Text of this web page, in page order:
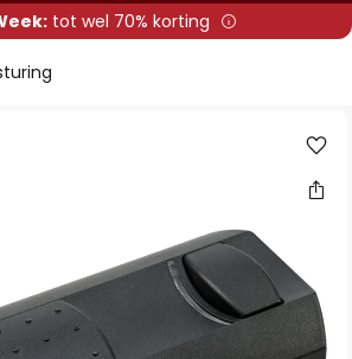
tot wel 70% korting